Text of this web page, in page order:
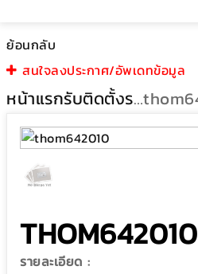
ย้อนกลับ
สนใจลงประกาศ/อัพเดทข้อมูล
หน้าแรก รับติดตั้งระบบไฟฟ้า
THOM642010
รายละเอียด :